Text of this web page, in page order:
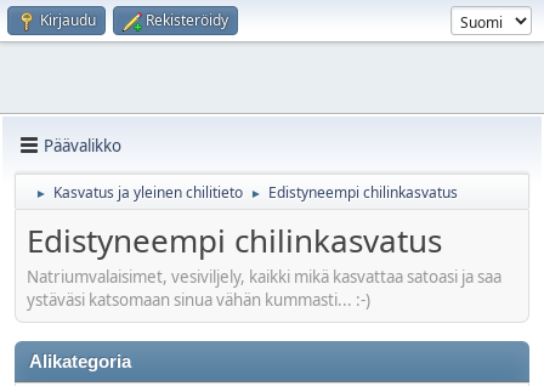
Kirjaudu Rekisteröidy
Päävalikko
► Kasvatus ja yleinen chilitieto ► Edistyneempi chilinkasvatus
Edistyneempi chilinkasvatus
Natriumvalaisimet, vesiviljely, kaikki mikä kasvattaa satoasi ja saa
ystäväsi katsomaan sinua vähän kummasti... :-)
Alikategoria